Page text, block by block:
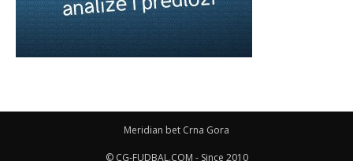
Meridian bet Crna Gora
© CG-FUDBAL.COM - Since 2010